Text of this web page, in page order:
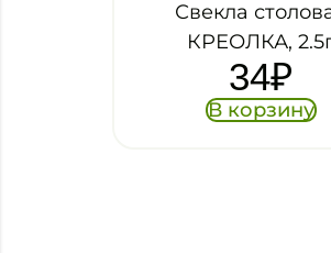
Свекла
КРЕОЛКА,
34₽
В корзину